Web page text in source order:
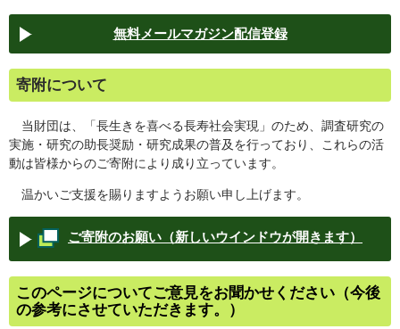
無料メールマガジン配信登録
寄附について
当財団は、「長生きを喜べる長寿社会実現」のため、調査研究の
実施・研究の助長奨励・研究成果の普及を行っており、これらの活
動は皆様からのご寄附により成り立っています。
温かいご支援を賜りますようお願い申し上げます。
ご寄附のお願い（新しいウインドウが開きます）
このページについてご意見をお聞かせください（今後
の参考にさせていただきます。）